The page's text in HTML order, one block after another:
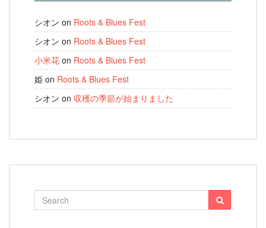
シオン on Roots & Blues Fest
シオン on Roots & Blues Fest
小米花 on Roots & Blues Fest
姫 on Roots & Blues Fest
シオン on 収穫の季節が始まりました